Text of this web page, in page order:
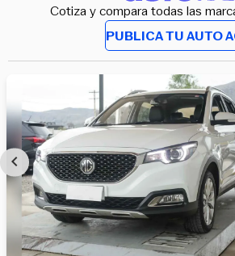
Cotiza y compara todas las
PUBLICA TU AUTO